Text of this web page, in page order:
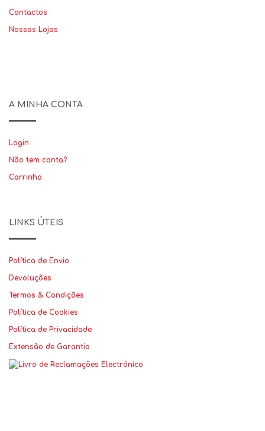
Contactos
Nossas Lojas
A MINHA CONTA
Login
Não tem conta?
Carrinho
LINKS ÚTEIS
Política de Envio
Devoluções
Termos & Condições
Política de Cookies
Política de Privacidade
Extensão de Garantia